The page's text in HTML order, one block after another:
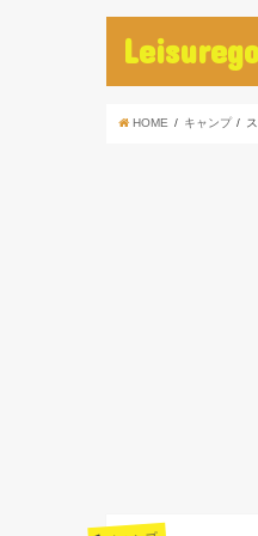
HOME キャンプ